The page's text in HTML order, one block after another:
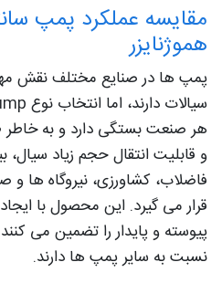
مقایسه عملکرد پمپ
هموژنایزر
پمپ‌ ها در صنایع مختلف نقش
هر صنعت بستگی دارد و به خاطر
و قابلیت انتقال حجم زیاد سیال،
فاضلاب، کشاورزی، نیروگاه‌ ها و
قرار می‌ گیرد. این محصول با
پیوسته و پایدار را تضمین می‌
نسبت به سایر پمپ‌ ها دارند.